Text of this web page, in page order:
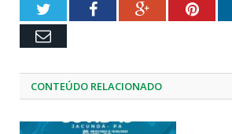
TwitterFacebookGoogle+
Email
CONTEÚDO RELACIONADO